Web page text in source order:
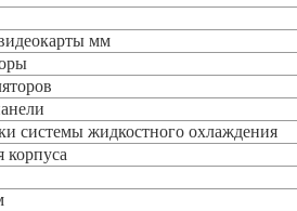
мм
системы жидкостного охлаждения